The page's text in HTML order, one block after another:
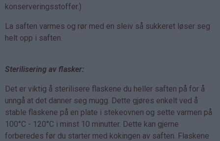
konserveringsstoffer.)
La saften varmes og rør med en sleiv så sukkeret løser seg
helt opp i saften.
Sterilisering av flasker:
Det er viktig å sterilisere flaskene du heller saften på for å
unngå at det danner seg mugg. Dette gjøres enkelt ved å
stable flaskene på en plate i stekeovnen og sette varmen på
100°C - 120°C i minst 10 minutter. Dette kan gjerne
forberedes før du starter med kokingen av saften. Flaskene